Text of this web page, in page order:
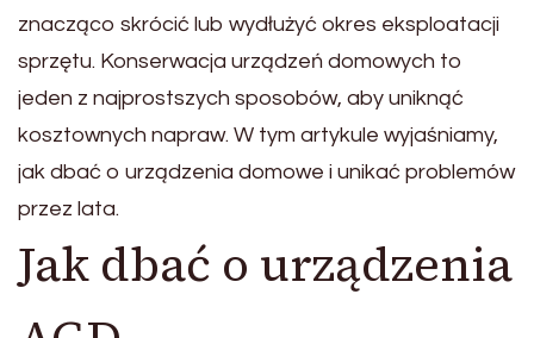
znacząco skrócić lub wydłużyć okres eksploatacji
sprzętu. Konserwacja urządzeń domowych to
jeden z najprostszych sposobów, aby uniknąć
kosztownych napraw. W tym artykule wyjaśniamy,
jak dbać o urządzenia domowe i unikać problemów
przez lata.
Jak dbać o urządzenia